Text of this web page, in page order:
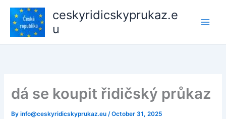
Skip
content
ceskyridicskyprukaz.e
u
dá se koupit řidičský průkaz
Byinfo@ceskyridicskyprukaz.eu/October 31, 2025